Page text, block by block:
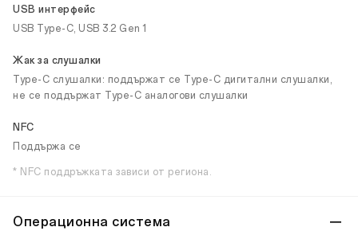
USB интерфейс
USB Type-C, USB 3.2 Gen 1
Жак за слушалки
Type-C слушалки: поддържат се Type-C дигитални слушалки,
не се поддържат Type-C аналогови слушалки
NFC
Поддържа се
* NFC поддръжката зависи от региона.
Операционна система